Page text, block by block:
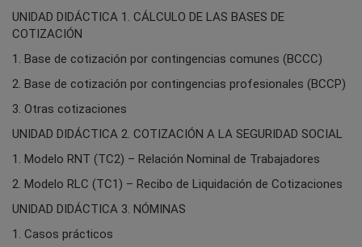
UNIDAD DIDÁCTICA 1. CÁLCULO DE LAS BASES DE
COTIZACIÓN
1. Base de cotización por contingencias comunes (BCCC)
2. Base de cotización por contingencias profesionales (BCCP)
3. Otras cotizaciones
UNIDAD DIDÁCTICA 2. COTIZACIÓN A LA SEGURIDAD SOCIAL
1. Modelo RNT (TC2) – Relación Nominal de Trabajadores
2. Modelo RLC (TC1) – Recibo de Liquidación de Cotizaciones
UNIDAD DIDÁCTICA 3. NÓMINAS
1. Casos prácticos